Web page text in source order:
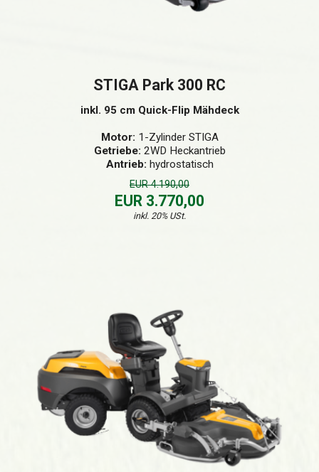
STIGA Park 300 RC
inkl. 95 cm Quick-Flip Mähdeck
Motor: 1-Zylinder STIGA
Getriebe: 2WD Heckantrieb
Antrieb: hydrostatisch
EUR 4.190,00
EUR 3.770,00
inkl. 20% USt.